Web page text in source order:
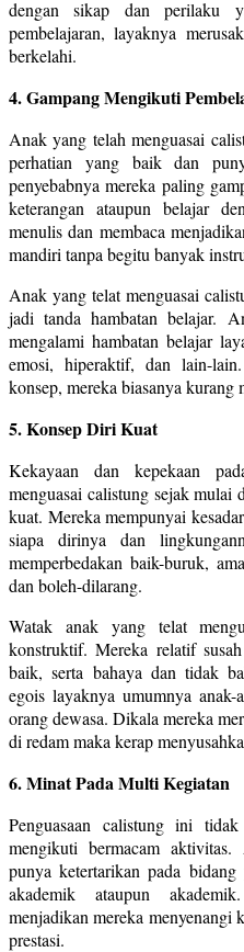
dengan sikap dan perilaku
pembelajaran, layaknya
berkelahi.
4. Gampang Mengikuti
Anak yang telah menguasai
perhatian yang baik dan
penyebabnya mereka paling
keterangan ataupun belajar
menulis dan membaca
mandiri tanpa begitu banyak
Anak yang telat menguasai
jadi tanda hambatan belajar.
mengalami hambatan belajar
emosi, hiperaktif, dan lain-
konsep, mereka biasanya kurang
5. Konsep Diri Kuat
Kekayaan dan kepekaan
menguasai calistung sejak
kuat. Mereka mempunyai
siapa dirinya dan
memperbedakan baik-buruk,
dan boleh-dilarang.
Watak anak yang telat
konstruktif. Mereka relatif
baik, serta bahaya dan tidak
egois layaknya umumnya anak-
orang dewasa. Dikala mereka
di redam maka kerap
6. Minat Pada Multi Kegiatan
Penguasaan calistung ini
mengikuti bermacam
punya ketertarikan pada
akademik ataupun
menjadikan mereka menyenangi
prestasi.